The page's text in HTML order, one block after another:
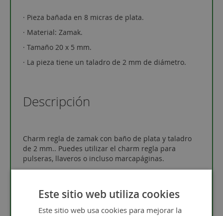
· Pieza bañada en 8 micras de plata.
· Material: Zamak.
· Tamaño 20 x 5 mm.
· La pieza tiene un taladro de 2 mm de diámetro.
Descripción
Charm regla de zamak con baño de plata y taladro
de 2 mm.. Puedes utilizar el charm regla para
pulseras, llaveros o incluso marcapáginas.
profesores
Este sitio web utiliza cookies
Este sitio web usa cookies para mejorar la